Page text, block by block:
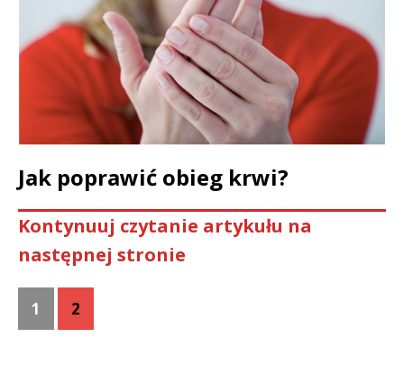
Jak poprawić obieg krwi?
Kontynuuj czytanie artykułu na
następnej stronie
1 2